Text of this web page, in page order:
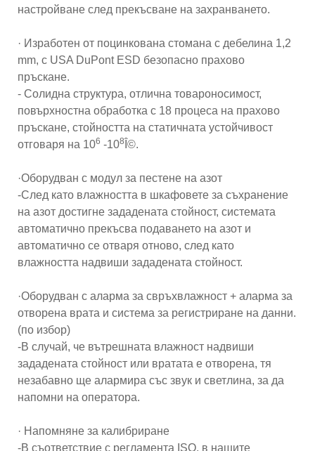
настройване след прекъсване на захранването.
· Изработен от поцинкована стомана с дебелина 1,2
mm, с USA DuPont ESD безопасно прахово
пръскане.
- Солидна структура, отлична товароносимост,
повърхностна обработка с 18 процеса на прахово
пръскане, стойността на статичната устойчивост
отговаря на 106 -108 Î©.
·Оборудван с модул за пестене на азот
-След като влажността в шкафовете за съхранение
на азот достигне зададената стойност, системата
автоматично прекъсва подаването на азот и
автоматично се отваря отново, след като
влажността надвиши зададената стойност.
·Оборудван с аларма за свръхвлажност + аларма за
отворена врата и система за регистриране на данни.
(по избор)
-В случай, че вътрешната влажност надвиши
зададената стойност или вратата е отворена, тя
незабавно ще алармира със звук и светлина, за да
напомни на оператора.
· Напомняне за калибриране
-В съответствие с регламента ISO, в нашите